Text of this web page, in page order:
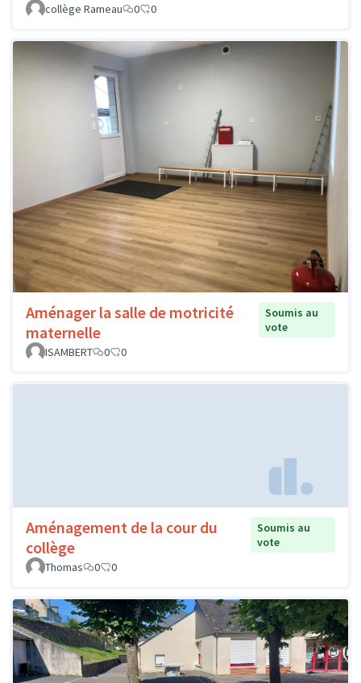
collège Rameau
0 0
Aménager la salle de motricité
maternelle
Soumis au
vote
ISAMBERT
0 0
Aménagement de la cour du
collège
Soumis au
vote
Thomas
0 0